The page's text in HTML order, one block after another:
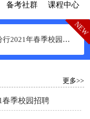
备考社群 课程中心
NEW
中国农业银行深圳市分行2021年春季校园招聘
中国农业银行厦门市分行2021年春季校园招聘
更多>>
春季校园招聘